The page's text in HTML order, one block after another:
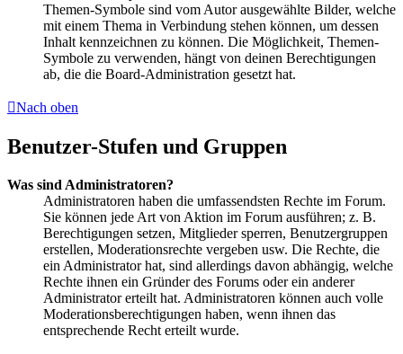
Themen-Symbole sind vom Autor ausgewählte Bilder, welche
mit einem Thema in Verbindung stehen können, um dessen
Inhalt kennzeichnen zu können. Die Möglichkeit, Themen-
Symbole zu verwenden, hängt von deinen Berechtigungen
ab, die die Board-Administration gesetzt hat.
Nach oben
Benutzer-Stufen und Gruppen
Was sind Administratoren?
Administratoren haben die umfassendsten Rechte im Forum.
Sie können jede Art von Aktion im Forum ausführen; z. B.
Berechtigungen setzen, Mitglieder sperren, Benutzergruppen
erstellen, Moderationsrechte vergeben usw. Die Rechte, die
ein Administrator hat, sind allerdings davon abhängig, welche
Rechte ihnen ein Gründer des Forums oder ein anderer
Administrator erteilt hat. Administratoren können auch volle
Moderationsberechtigungen haben, wenn ihnen das
entsprechende Recht erteilt wurde.